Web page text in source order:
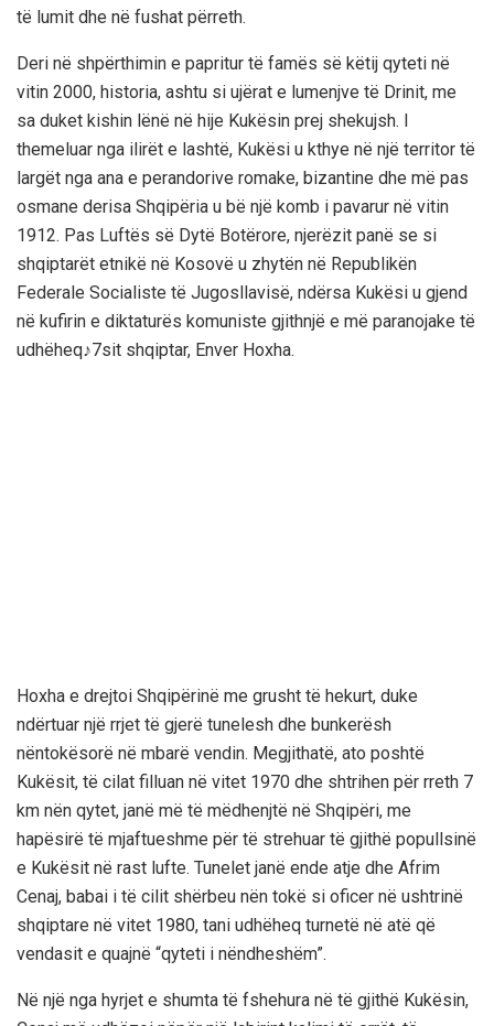
të lumit dhe në fushat përreth.
Deri në shpërthimin e papritur të famës së këtij qyteti në
vitin 2000, historia, ashtu si ujërat e lumenjve të Drinit, me
sa duket kishin lënë në hije Kukësin prej shekujsh. I
themeluar nga ilirët e lashtë, Kukësi u kthye në një territor të
largët nga ana e perandorive romake, bizantine dhe më pas
osmane derisa Shqipëria u bë një komb i pavarur në vitin
1912. Pas Luftës së Dytë Botërore, njerëzit panë se si
shqiptarët etnikë në Kosovë u zhytën në Republikën
Federale Socialiste të Jugosllavisë, ndërsa Kukësi u gjend
në kufirin e diktaturës komuniste gjithnjë e më paranojake të
udhëheq♪7sit shqiptar, Enver Hoxha.
Hoxha e drejtoi Shqipërinë me grusht të hekurt, duke
ndërtuar një rrjet të gjerë tunelesh dhe bunkerësh
nëntokësorë në mbarë vendin. Megjithatë, ato poshtë
Kukësit, të cilat filluan në vitet 1970 dhe shtrihen për rreth 7
km nën qytet, janë më të mëdhenjtë në Shqipëri, me
hapësirë të mjaftueshme për të strehuar të gjithë popullsinë
e Kukësit në rast lufte. Tunelet janë ende atje dhe Afrim
Cenaj, babai i të cilit shërbeu nën tokë si oficer në ushtrinë
shqiptare në vitet 1980, tani udhëheq turnetë në atë që
vendasit e quajnë “qyteti i nëndheshëm”.
Në një nga hyrjet e shumta të fshehura në të gjithë Kukësin,